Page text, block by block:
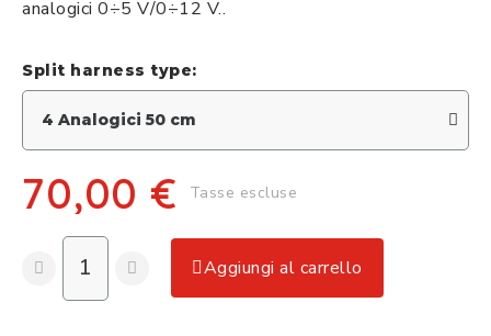
analogici 0÷5 V/0÷12 V..
Split harness type:
70,00 € Tasse escluse
Aggiungi al carrello